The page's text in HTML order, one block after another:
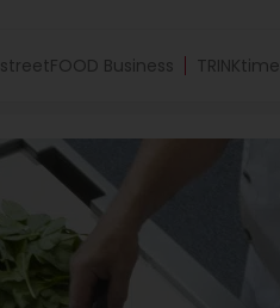
streetFOOD Business TRINKtime